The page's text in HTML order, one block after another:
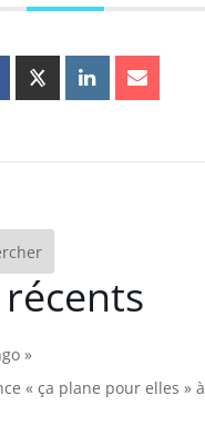
»
« ça plane pour elles » à